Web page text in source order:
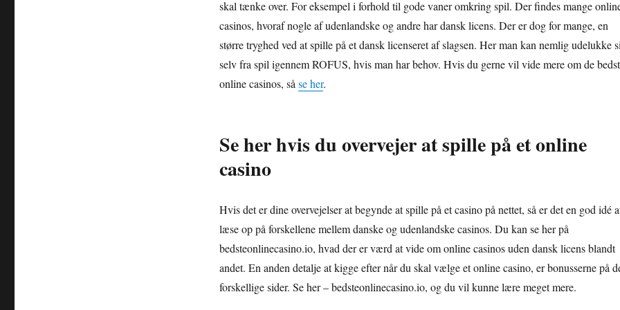
skal tænke over. For eksempel i forhold til gode vaner omkring spil. Der findes mange
casinos, hvoraf nogle af udenlandske og andre har dansk licens. Der er dog for mange, en
større tryghed ved at spille på et dansk licenseret af slagsen. Her man kan nemlig udelukke
selv fra spil igennem ROFUS, hvis man har behov. Hvis du gerne vil vide mere om de
online casinos, så se her.
Se her hvis du overvejer at spille på et online
casino
Hvis det er dine overvejelser at begynde at spille på et casino på nettet, så er det en god idé
læse op på forskellene mellem danske og udenlandske casinos. Du kan se her på
bedsteonlinecasino.io, hvad der er værd at vide om online casinos uden dansk licens blandt
andet. En anden detalje at kigge efter når du skal vælge et online casino, er bonusserne på
forskellige sider. Se her – bedsteonlinecasino.io, og du vil kunne lære meget mere.